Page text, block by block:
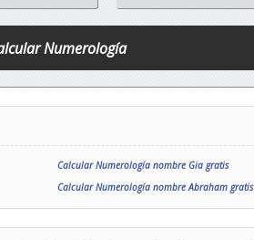
Calcular Numerología nombre Gia gratis
Calcular Numerología nombre Abraham gratis